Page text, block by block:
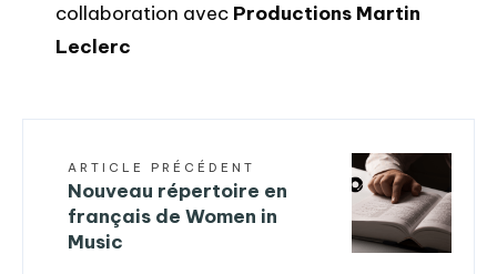
collaboration avec Productions Martin
Leclerc
ARTICLE PRÉCÉDENT
Nouveau répertoire en
français de Women in
Music